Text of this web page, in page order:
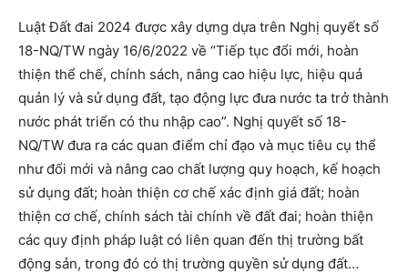
Luật Đất đai 2024 được xây dựng dựa trên Nghị quyết số
18-NQ/TW ngày 16/6/2022 về “Tiếp tục đổi mới, hoàn
thiện thể chế, chính sách, nâng cao hiệu lực, hiệu quả
quản lý và sử dụng đất, tạo động lực đưa nước ta trở thành
nước phát triển có thu nhập cao”. Nghị quyết số 18-
NQ/TW đưa ra các quan điểm chỉ đạo và mục tiêu cụ thể
như đổi mới và nâng cao chất lượng quy hoạch, kế hoạch
sử dụng đất; hoàn thiện cơ chế xác định giá đất; hoàn
thiện cơ chế, chính sách tài chính về đất đai; hoàn thiện
các quy định pháp luật có liên quan đến thị trường bất
động sản, trong đó có thị trường quyền sử dụng đất…